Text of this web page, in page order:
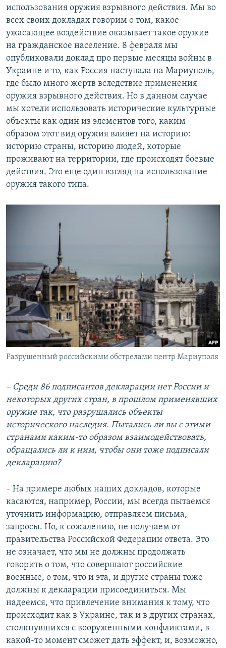
использования оружия взрывного действия. Мы во
всех своих докладах говорим о том, какое
ужасающее воздействие оказывает такое оружие
на гражданское население. 8 февраля мы
опубликовали доклад про первые месяцы войны в
Украине и то, как Россия наступала на Мариуполь,
где было много жертв вследствие применения
оружия взрывного действия. Но в данном случае
мы хотели использовать исторические культурные
объекты как один из элементов того, каким
образом этот вид оружия влияет на историю:
историю страны, историю людей, которые
проживают на территории, где происходят боевые
действия. Это еще один взгляд на использование
оружия такого типа.
Разрушенный российскими обстрелами центр Мариуполя
– Среди 86 подписантов декларации нет России и
некоторых других стран, в прошлом применявших
оружие так, что разрушались объекты
исторического наследия. Пытались ли вы с этими
странами каким-то образом взаимодействовать,
обращались ли к ним, чтобы они тоже подписали
декларацию?
– На примере любых наших докладов, которые
касаются, например, России, мы всегда пытаемся
уточнить информацию, отправляем письма,
запросы. Но, к сожалению, не получаем от
правительства Российской Федерации ответа. Это
не означает, что мы не должны продолжать
говорить о том, что совершают российские
военные, о том, что и эта, и другие страны тоже
должны к декларации присоединиться. Мы
надеемся, что привлечение внимания к тому, что
происходит как в Украине, так и в других странах,
столкнувшихся с вооруженными конфликтами, в
какой-то момент сможет дать эффект, и, возможно,